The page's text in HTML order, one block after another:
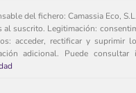
del fichero: Camassia Eco,
al suscrito. Legitimación:
acceder, rectificar y
adicional. Puede